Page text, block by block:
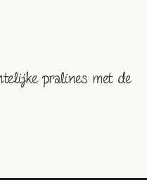
pralines met de